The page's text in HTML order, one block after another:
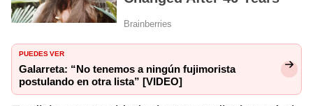
PUEDES VER
Galarreta: “No tenemos a ningún fujimorista
postulando en otra lista” [VIDEO]